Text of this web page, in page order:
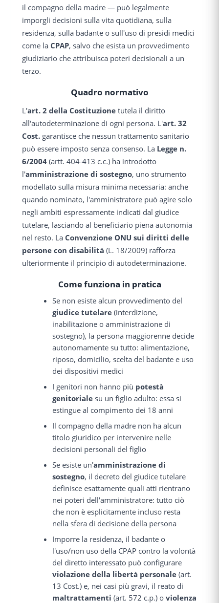
il compagno della madre — può legalmente
imporgli decisioni sulla vita quotidiana, sulla
residenza, sulla badante o sull'uso di presidi medici
come la CPAP, salvo che esista un provvedimento
giudiziario che attribuisca poteri decisionali a un
terzo.
Quadro normativo
L'art. 2 della Costituzione tutela il diritto
all'autodeterminazione di ogni persona. L'art. 32
Cost. garantisce che nessun trattamento sanitario
può essere imposto senza consenso. La Legge n.
6/2004 (artt. 404-413 c.c.) ha introdotto
l'amministrazione di sostegno, uno strumento
modellato sulla misura minima necessaria: anche
quando nominato, l'amministratore può agire solo
negli ambiti espressamente indicati dal giudice
tutelare, lasciando al beneficiario piena autonomia
nel resto. La Convenzione ONU sui diritti delle
persone con disabilità (L. 18/2009) rafforza
ulteriormente il principio di autodeterminazione.
Come funziona in pratica
Se non esiste alcun provvedimento del
giudice tutelare (interdizione,
inabilitazione o amministrazione di
sostegno), la persona maggiorenne decide
autonomamente su tutto: alimentazione,
riposo, domicilio, scelta del badante e uso
dei dispositivi medici
I genitori non hanno più potestà
genitoriale su un figlio adulto: essa si
estingue al compimento dei 18 anni
Il compagno della madre non ha alcun
titolo giuridico per intervenire nelle
decisioni personali del figlio
Se esiste un'amministrazione di
sostegno, il decreto del giudice tutelare
definisce esattamente quali atti rientrano
nei poteri dell'amministratore: tutto ciò
che non è esplicitamente incluso resta
nella sfera di decisione della persona
Imporre la residenza, il badante o
l'uso/non uso della CPAP contro la volontà
del diretto interessato può configurare
violazione della libertà personale (art.
13 Cost.) e, nei casi più gravi, il reato di
maltrattamenti (art. 572 c.p.) oviolenza